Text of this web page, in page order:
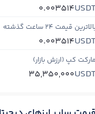
0.003514
قیمت ۲۴ ساعت گذشته
0.003514
مارکت کپ (ارزش بازار)
35,350,000